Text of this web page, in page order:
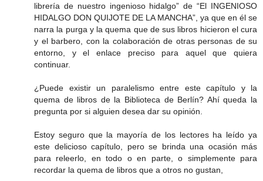
librería de nuestro ingenioso hidalgo” de “El INGENIOSO
HIDALGO DON QUIJOTE DE LA MANCHA”, ya que en él se
narra la purga y la quema que de sus libros hicieron el cura
y el barbero, con la colaboración de otras personas de su
entorno, y el enlace preciso para aquel que quiera
continuar.
¿Puede existir un paralelismo entre este capítulo y la
quema de libros de la Biblioteca de Berlín? Ahí queda la
pregunta por si alguien desea dar su opinión.
Estoy seguro que la mayoría de los lectores ha leído ya
este delicioso capítulo, pero se brinda una ocasión más
para releerlo, en todo o en parte, o simplemente para
recordar la quema de libros que a otros no gustan,